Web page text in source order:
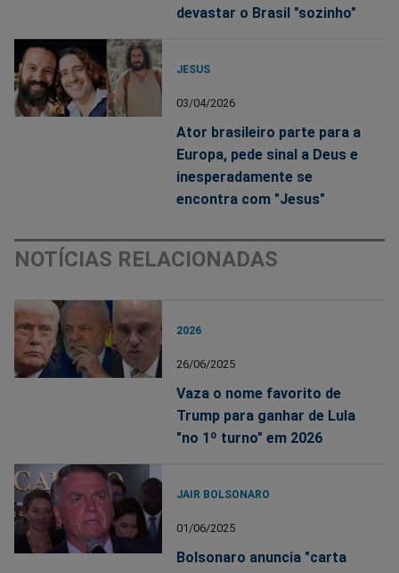
devastar o Brasil "sozinho"
JESUS
03/04/2026
Ator brasileiro parte para a
Europa, pede sinal a Deus e
inesperadamente se
encontra com "Jesus"
NOTÍCIAS RELACIONADAS
2026
26/06/2025
Vaza o nome favorito de
Trump para ganhar de Lula
"no 1º turno" em 2026
JAIR BOLSONARO
01/06/2025
Bolsonaro anuncia "carta